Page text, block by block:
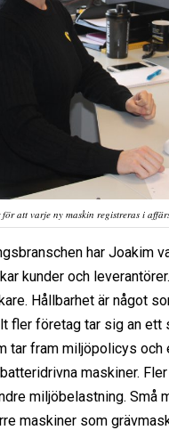
att varje ny maskin registreras i
har Joakim
kunder och
Hållbarhet är något
fler företag tar sig an ett
tar fram miljöpolicys och
maskiner.
miljöbelastning. Små
maskiner som